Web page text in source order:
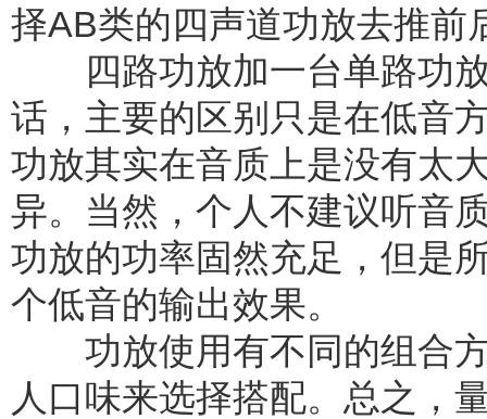
择AB类的四声道功放去推前
四路功放加一台单路功放
话，主要的区别只是在低音
功放其实在音质上是没有太
异。当然，个人不建议听音
功放的功率固然充足，但是
个低音的输出效果。
功放使用有不同的组合方
人口味来选择搭配。总之，